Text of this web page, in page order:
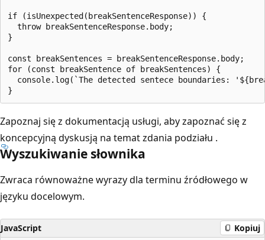
if (isUnexpected(breakSentenceResponse)) {
  throw breakSentenceResponse.body;
}
const breakSentences = breakSentenceResponse.body;
for (const breakSentence of breakSentences) {
console.log(`The detected sentece boundaries:
Zapoznaj się z dokumentacją usługi, aby zapoznać się z
koncepcyjną dyskusją na temat zdania podziału .
Wyszukiwanie słownika
Zwraca równoważne wyrazy dla terminu źródłowego w
języku docelowym.
JavaScript Kopiuj